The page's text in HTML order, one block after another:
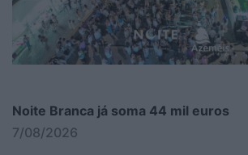
Noite Branca já soma 44 mil euros
7/08/2026